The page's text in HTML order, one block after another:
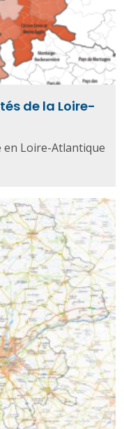
de la Loire-
Loire-Atlantique